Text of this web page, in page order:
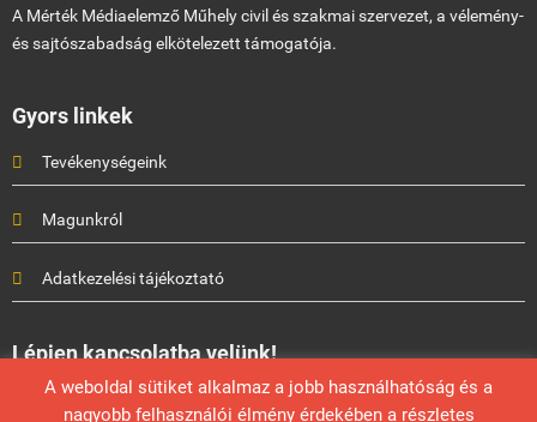
A Mérték Médiaelemző Műhely civil és szakmai szervezet, a vélemény-
és sajtószabadság elkötelezett támogatója.
Gyors linkek
Tevékenységeink
Magunkról
Adatkezelési tájékoztató
Lépjen kapcsolatba velünk!
Mérték Médiaelemző Műhely
A weboldal sütiket alkalmaz a jobb használhatóság és a
nagyobb felhasználói élmény érdekében a részletes